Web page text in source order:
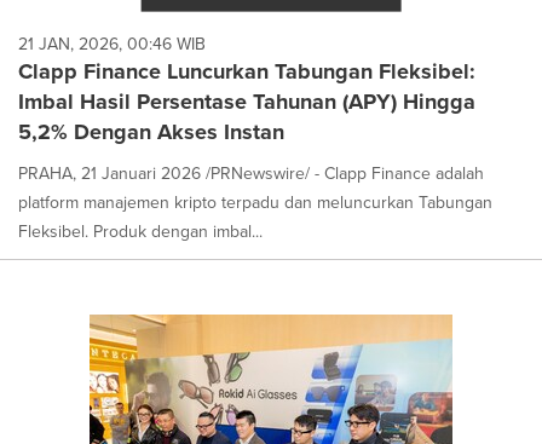
21 JAN, 2026, 00:46 WIB
Clapp Finance Luncurkan Tabungan Fleksibel:
Imbal Hasil Persentase Tahunan (APY) Hingga
5,2% Dengan Akses Instan
PRAHA, 21 Januari 2026 /PRNewswire/ - Clapp Finance adalah
platform manajemen kripto terpadu dan meluncurkan Tabungan
Fleksibel. Produk dengan imbal...